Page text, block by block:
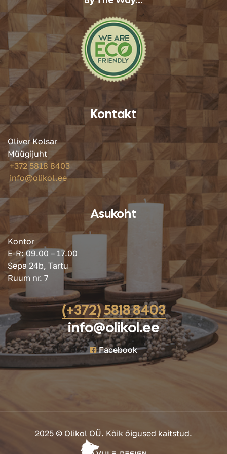
Kontakt
Oliver Kolsar
Müügijuht
+372 5818 8403
info@olikol.ee
Asukoht
Kontor
E-R: 09.00 – 17.00
Sepa 24b, Tartu
Ruum nr. 7
(+372) 5818 8403
info@olikol.ee
Facebook
2025 © Olikol OÜ. Kõik õigused kaitstud.